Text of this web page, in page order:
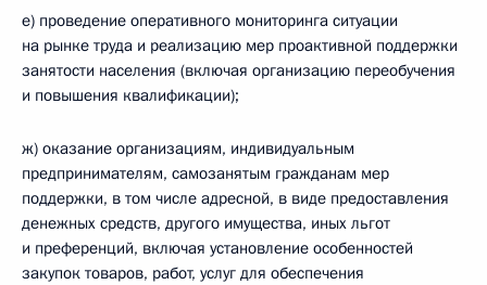
е) проведение оперативного мониторинга ситуации
на рынке труда и реализацию мер проактивной поддержки
занятости населения (включая организацию переобучения
и повышения квалификации);
ж) оказание организациям, индивидуальным
предпринимателям, самозанятым гражданам мер
поддержки, в том числе адресной, в виде предоставления
денежных средств, другого имущества, иных льгот
и преференций, включая установление особенностей
закупок товаров, работ, услуг для обеспечения